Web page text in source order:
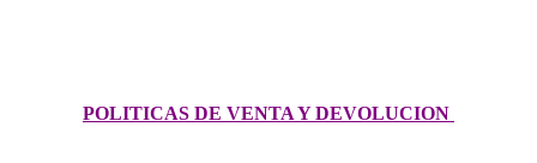
POLITICAS DE VENTA Y DEVOLUCION